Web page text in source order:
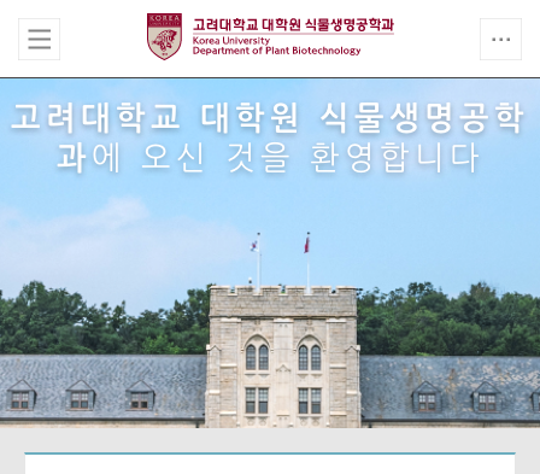
고려대학교 대학원 식물생명공학
과에 오신 것을 환영합니다